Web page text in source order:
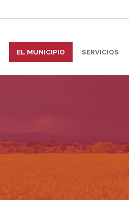
EL MUNICIPIO SERVICIOS